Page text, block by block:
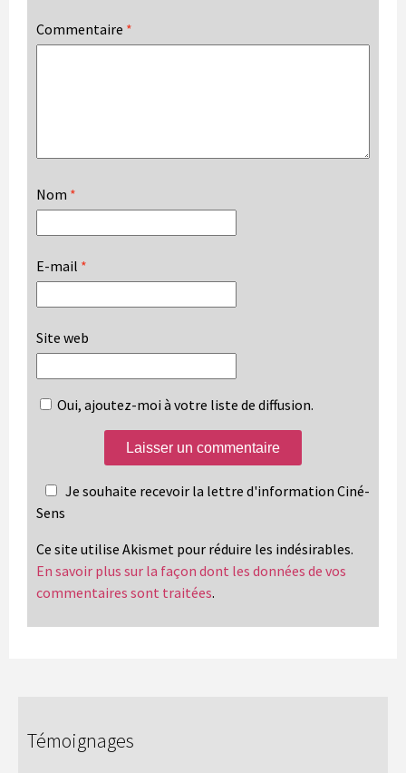
Commentaire *
Nom *
E-mail *
Site web
Oui, ajoutez-moi à votre liste de diffusion.
Je souhaite recevoir la lettre d'information Ciné-
Sens
Ce site utilise Akismet pour réduire les indésirables.
En savoir plus sur la façon dont les données de vos
commentaires sont traitées.
Témoignages